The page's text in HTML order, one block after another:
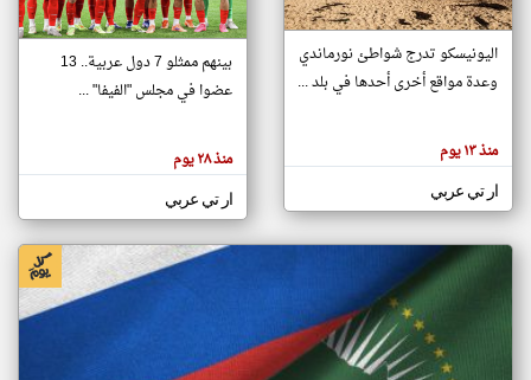
تغيير الدولة
اخبار جزر القمر على مدار الساعة
أهم اخبار جزر القمر العاجلة والمباشرة
هنا عن
وجهة
كاتبيها.
اليونيسكو تدرج شواطئ نورماندي
وعدة مواقع أخرى أحدها في بلد ...
منذ ١٣ يوم
ار تي عربي
بينهم ممثلو 7 دول عربية.. 13
عضوا في مجلس "الفيفا" ...
منذ ٢٨ يوم
ار تي عربي
klyoum.com